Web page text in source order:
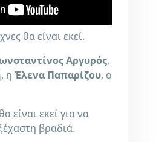
θα είναι εκεί.
Αργυρός,
, η Έλενα Παπαρίζου, ο
είναι εκεί για να
βραδιά.